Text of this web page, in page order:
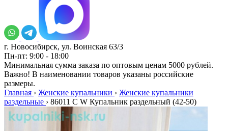
г. Новосибирск, ул. Воинская 63/3
Пн-пт: 9:00 - 18:00
Минимальная сумма заказа по оптовым ценам 5000 рублей.
Важно! В наименовании товаров указаны российские
размеры.
Главная › Женские купальники › Женские купальники
раздельные › 86011 C W Купальник раздельный (42-50)